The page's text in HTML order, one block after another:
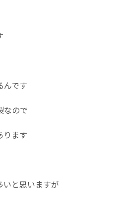
んです
なので
ります
いと思いますが